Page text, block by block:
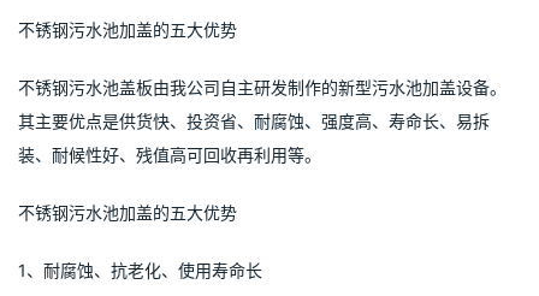
不锈钢污水池加盖的五大优势
不锈钢污水池盖板由我公司自主研发制作的新型污水池加盖设备。
其主要优点是供货快、投资省、耐腐蚀、强度高、寿命长、易拆
装、耐候性好、残值高可回收再利用等。
不锈钢污水池加盖的五大优势
1、耐腐蚀、抗老化、使用寿命长